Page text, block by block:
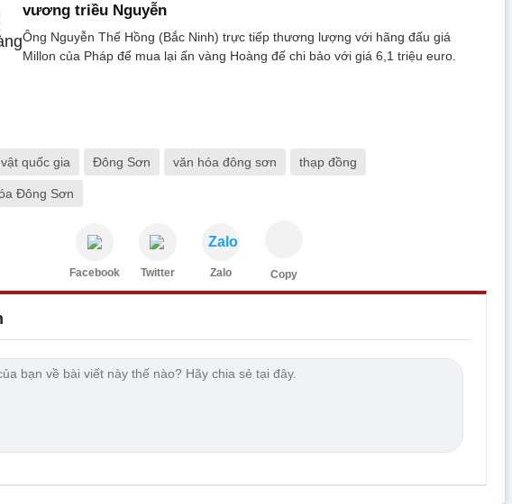
vương triều Nguyễn
Ông Nguyễn Thế Hồng (Bắc Ninh) trực tiếp thương lượng với hãng đấu giá
Millon của Pháp để mua lại ấn vàng Hoàng đế chi bảo với giá 6,1 triệu euro.
quốc gia Đông Sơn văn hóa đông sơn thạp đồng
Đông Sơn
Facebook Twitter
Zalo
Zalo Copy